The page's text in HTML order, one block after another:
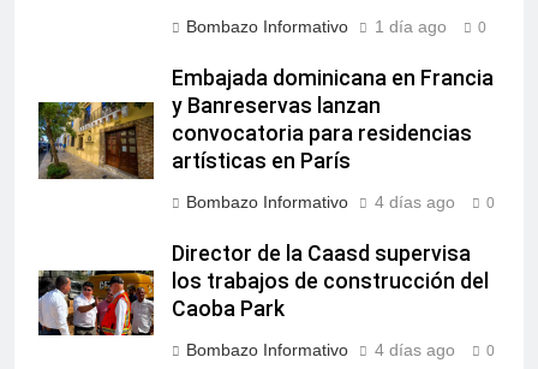
Bombazo Informativo 1 día ago 0
Embajada dominicana en Francia
y Banreservas lanzan
convocatoria para residencias
artísticas en París
Bombazo Informativo 4 días ago 0
Director de la Caasd supervisa
los trabajos de construcción del
Caoba Park
Bombazo Informativo 4 días ago 0